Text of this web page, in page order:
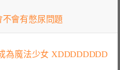
會有憋尿問題
為魔法少女 XDDDDDDDD